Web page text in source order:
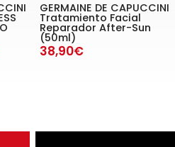
GERMAINE DE CAPUCCINI
Tratamiento Facial
Reparador After-Sun
(50ml)
38,90€